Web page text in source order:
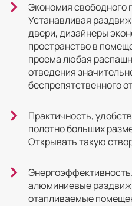
Экономия свободного
Устанавливая
двери, дизайнеры
пространство в
проема любая
отведения
беспрепятственного
Практичность,
полотно больших
Открывать такую
алюминиевые
отапливаемые